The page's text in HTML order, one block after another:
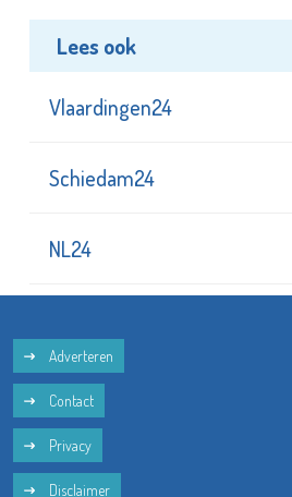
Lees ook
Vlaardingen24
Schiedam24
NL24
Adverteren
Contact
Privacy
Disclaimer